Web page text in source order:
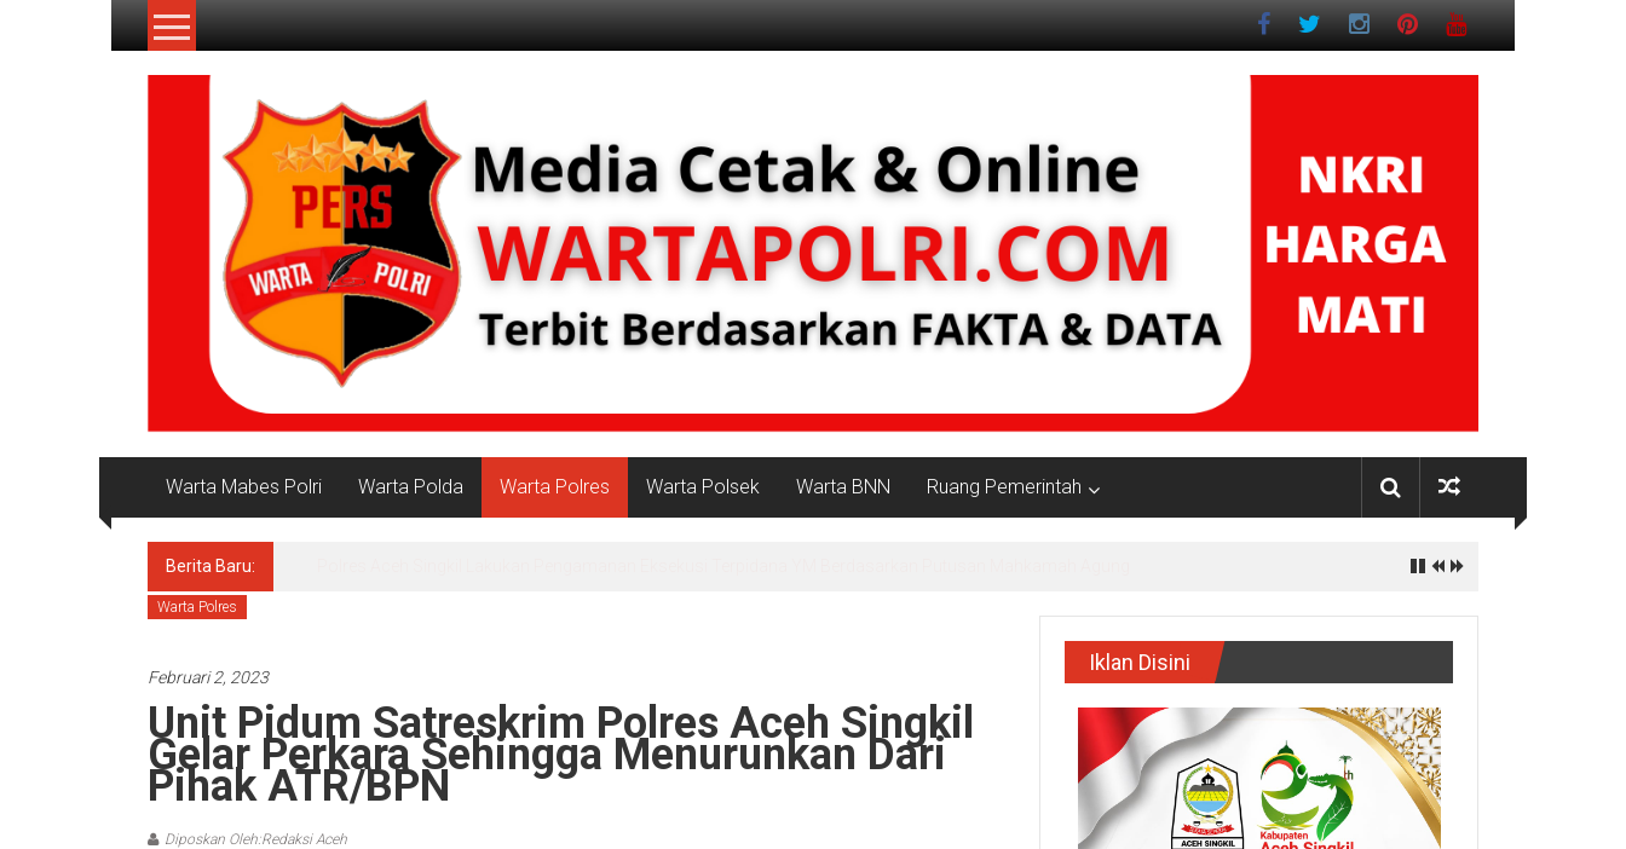
Lompat
Jurnalisme
Warta Mabes Polri Warta Polda Warta Polres Warta Polsek Warta BNN Ruang Pemerintah
Berita Baru:
Warta Polres
Februari 2, 2023
Unit Pidum Satreskrim Polres Aceh Singkil
Gelar Perkara Sehingga Menurunkan Dari
Pihak ATR/BPN
Diposkan Oleh:Redaksi Aceh
Iklan Disini